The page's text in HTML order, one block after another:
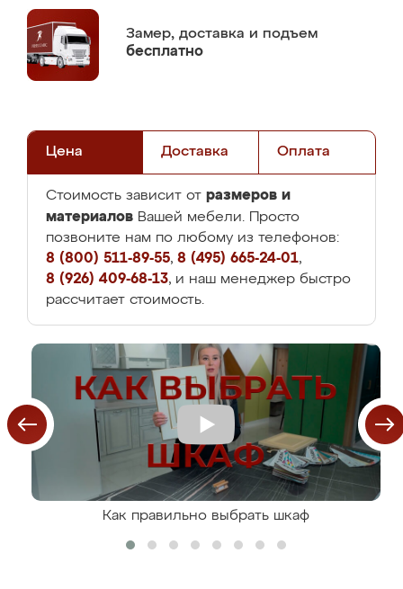
Замер, доставка и подъем
бесплатно
Цена Доставка Оплата
Стоимость зависит от размеров и
материалов Вашей мебели. Просто
позвоните нам по любому из телефонов:
8 (800) 511-89-55, 8 (495) 665-24-01,
8 (926) 409-68-13, и наш менеджер быстро
рассчитает стоимость.
Как правильно выбрать шкаф